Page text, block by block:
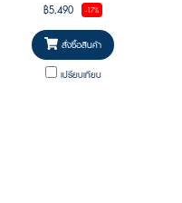
฿5,490 -17%
สั่งซื้อสินค้า
เปรียบเทียบ